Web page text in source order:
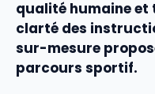
qualité humaine et
clarté des
sur-mesure
parcours sportif.